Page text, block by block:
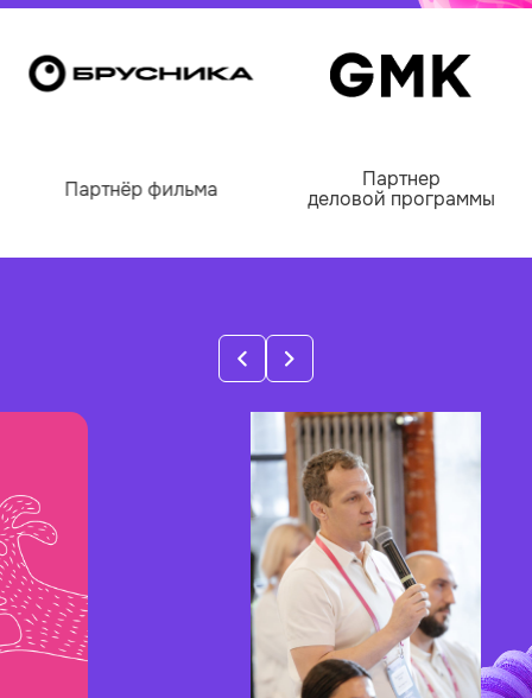
Партнёр фильма
Партнер
деловой программы
дням и номинациям можно ниже.